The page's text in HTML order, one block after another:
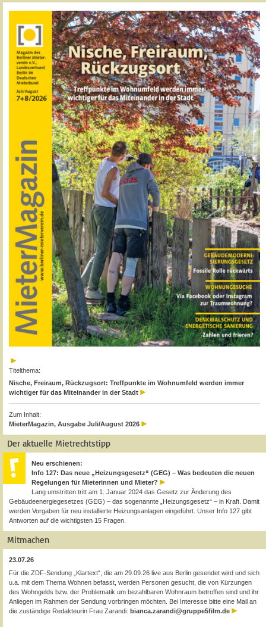
Titelthema:
Nische, Freiraum, Rückzugsort: Treffpunkte im Wohnumfeld werden immer
wichtiger für das Miteinander in der Stadt
Zum Inhalt:
MieterMagazin, Ausgabe Juli/August 2026
Der aktuelle Mietrechtstipp
Neu erschienen:
Info 127: Das neue „Heizungsgesetz“ (GEG) – Was bedeuten die neuen
Regelungen für Mieterinnen und Mieter?
Lang umstritten tritt am 1. Januar 2024 das Gesetz zur Änderung des
Gebäudeenergiegesetzes (GEG) – das sogenannte „Heizungsgesetz“ – in Kraft. Damit
werden Vorgaben für neu installierte Heizungsanlagen eingeführt. Unser Info 127 gibt
Antworten auf die wichtigsten 15 Fragen.
Mitmachen
23.07.26
Für die ZDF-Sendung „Klartext“, die am 29.09.26 live aus Berlin gesendet wird und sich
u.a. mit dem Thema Wohnen befasst, werden Personen gesucht, die von Kürzungen
des Wohngelds bzw. der Problematik um bezahlbaren Wohnraum betroffen sind und ihr
Anliegen im Rahmen der Sendung vorbringen möchten. Bei Interesse bitte eine Mail an
die zuständige Redakteurin Frau Zarandi: bianca.zarandi@gruppe5film.de